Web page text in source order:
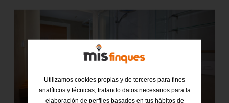
Utilizamos cookies propias y de terceros para fines
analíticos y técnicas, tratando datos necesarios para la
elaboración de perfiles basados en tus hábitos de